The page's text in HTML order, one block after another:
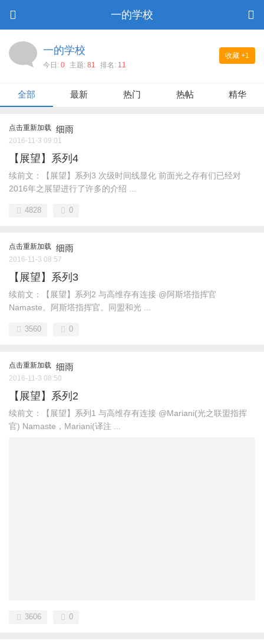
一的学校
收藏 +1
一的学校
今日: 0 主题: 81 排名: 11
全部 最新 热门 热帖 精华
点击重新加载 细雨
2016-11-3 09:01
【展望】系列4
续前文：【展望】系列3 次级时间线显化 前面光之存有们已经对
2016年之展望进行了许多的介绍 ...
4828 0
点击重新加载 细雨
2016-11-3 08:57
【展望】系列3
续前文：【展望】系列2 与高维存有连接 @阿斯塔指挥官
Namaste。阿斯塔指挥官。同盟和光 ...
3560 0
点击重新加载 细雨
2016-11-3 08:50
【展望】系列2
续前文：【展望】系列1 与高维存有连接 @Mariani(光之联盟指挥
官) Namaste，Mariani(译注 ...
3606 0